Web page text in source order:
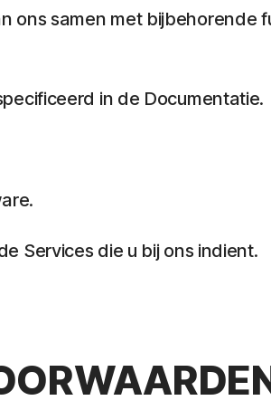
ons samen met bijbehorende
in de Documentatie.
Services die u bij ons indient.